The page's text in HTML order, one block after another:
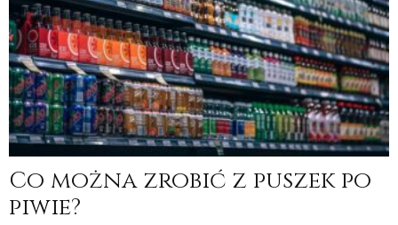
Co można zrobić z puszek po
piwie?